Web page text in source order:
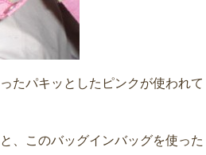
たパキッとしたピンクが使われて
、このバッグインバッグを使った